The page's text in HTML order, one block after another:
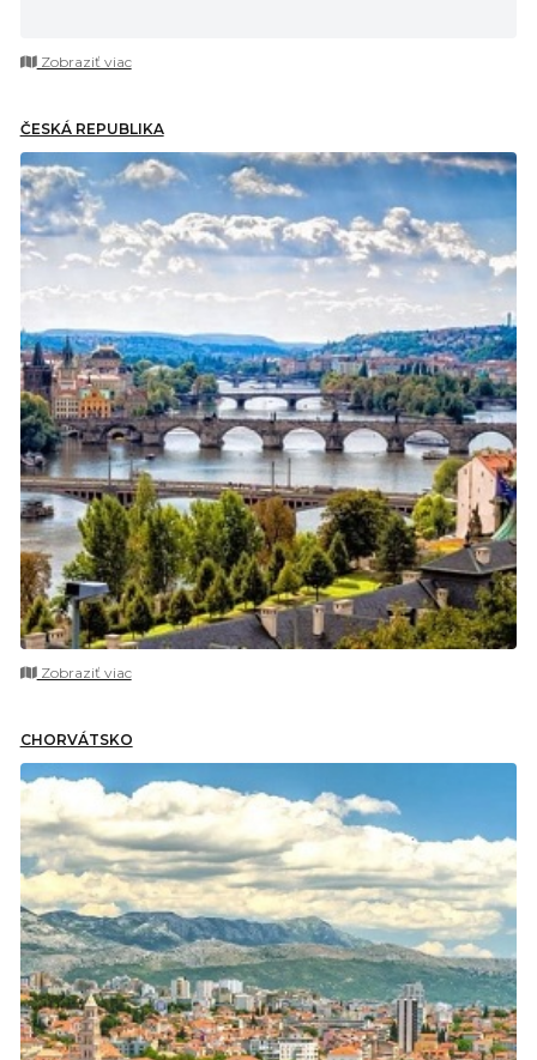
Zobraziť viac
ČESKÁ REPUBLIKA
Zobraziť viac
CHORVÁTSKO